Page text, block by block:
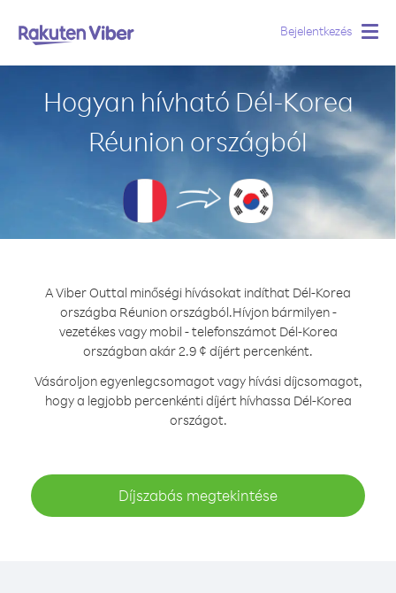
Bejelentkezés
Hogyan hívható Dél-Korea
Réunion országból
A Viber Outtal minőségi hívásokat indíthat Dél-Korea
országba Réunion országból.Hívjon bármilyen -
vezetékes vagy mobil - telefonszámot Dél-Korea
országban akár 2.9 ¢ díjért percenként.
Vásároljon egyenlegcsomagot vagy hívási díjcsomagot,
hogy a legjobb percenkénti díjért hívhassa Dél-Korea
országot.
Díjszabás megtekintése